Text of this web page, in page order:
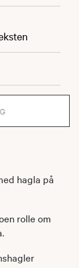
hagla på
rolle om